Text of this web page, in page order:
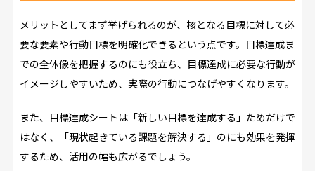
メリットとしてまず挙げられるのが、核となる目標に対して必
要な要素や行動目標を明確化できるという点です。目標達成ま
での全体像を把握するのにも役立ち、目標達成に必要な行動が
イメージしやすいため、実際の行動につなげやすくなります。
また、目標達成シートは「新しい目標を達成する」ためだけで
はなく、「現状起きている課題を解決する」のにも効果を発揮
するため、活用の幅も広がるでしょう。